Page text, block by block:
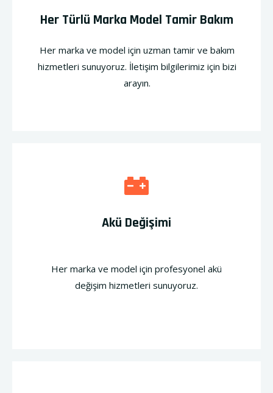
Her Türlü Marka Model Tamir Bakım
Her marka ve model için uzman tamir ve bakım
hizmetleri sunuyoruz. İletişim bilgilerimiz için bizi
arayın.
Akü Değişimi
Her marka ve model için profesyonel akü
değişim hizmetleri sunuyoruz.